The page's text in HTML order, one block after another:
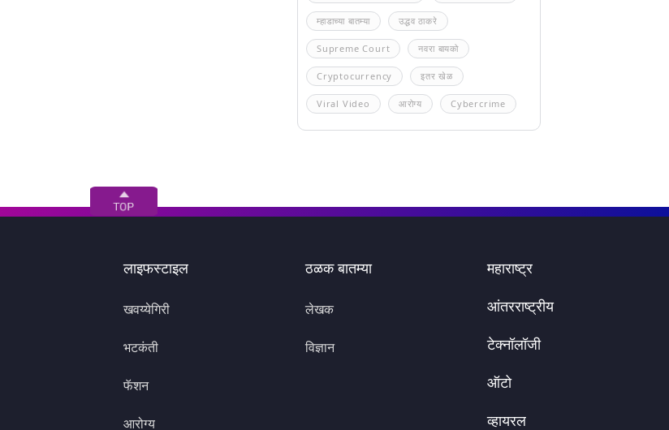
म्हाडाच्या बातम्या उद्धव ठाकरे
Supreme Court नवरा बायको
Cryptocurrency इतर खेळ
Viral Video आरोग्य Cybercrime
लाइफस्टाइल
खवय्येगिरी
भटकंती
फॅशन
आरोग्य
ठळक बातम्या
लेखक
विज्ञान
महाराष्ट्र
आंतरराष्ट्रीय
टेक्नॉलॉजी
ऑटो
व्हायरल